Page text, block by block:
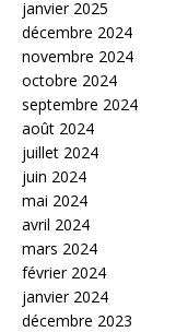
janvier 2025
décembre 2024
novembre 2024
octobre 2024
septembre 2024
août 2024
juillet 2024
juin 2024
mai 2024
avril 2024
mars 2024
février 2024
janvier 2024
décembre 2023